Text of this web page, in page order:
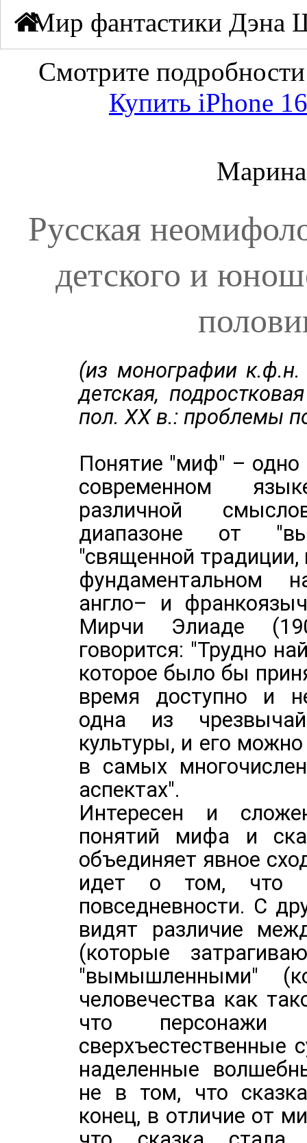
Мир фантастики Дэна
Смотрите
Купить iPhone
Русская
детского и
(из монографии
детская,
пол. ХХ в.: проблемы
Понятие "миф" – одно
современном
различной
диапазоне от
"священной традиции,
фундаментальном
англо– и
Мирчи Элиаде
говорится: "Трудно
которое было бы
время доступно и
одна из
культуры, и его
в самых
аспектах".
Интересен и
понятий мифа и
объединяет явное
идет о том, что
повседневности. С
видят различие
(которые
"вымышленными"
человечества как
что
сверхъестественные
наделенные
не в том, что
конец, в отличие от